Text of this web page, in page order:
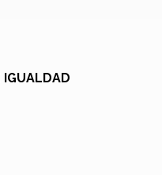
IGUALDAD